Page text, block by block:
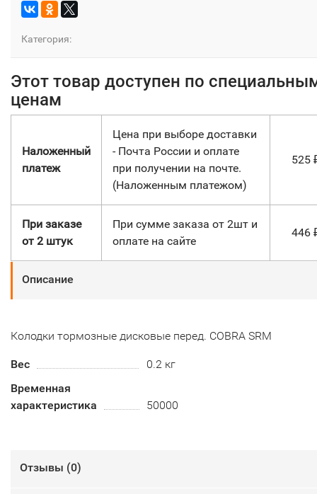
Категория:
Этот товар доступен по
ценам
Наложенный
платеж
Цена при выборе доставки
- Почта России и оплате
при получении на почте.
(Наложенным платежом)
525
При заказе
от 2 штук
При сумме заказа от 2шт и
оплате на сайте
446
Описание
Колодки тормозные дисковые перед. COBRA SRM
Вес
0.2 кг
Временная
характеристика
50000
Отзывы (0)